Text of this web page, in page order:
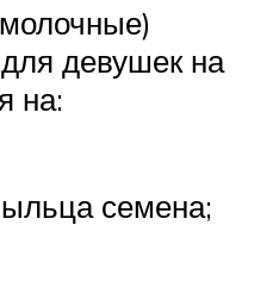
девушек на
на:
семена;